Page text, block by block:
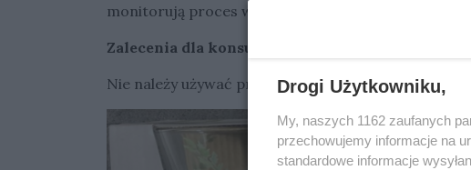
monitorują proces wycofania kwestionowanego
Zalecenia dla konsumentów:
Nie należy używać produktów wskazanych w
Drogi Użytkowniku,
My, naszych 1162 zaufanych
przechowujemy informacje na
standardowe informacje